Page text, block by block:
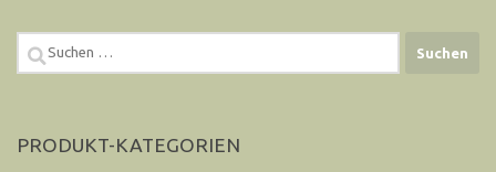
Suchen
nach:
PRODUKT-KATEGORIEN